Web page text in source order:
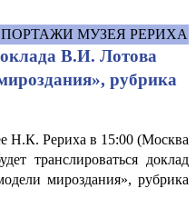
МУЗЕЯ РЕРИХА
В.И. Лотова
рубрика
Н.К. Рериха в 15:00 (Москва
транслироваться доклад
мироздания», рубрика